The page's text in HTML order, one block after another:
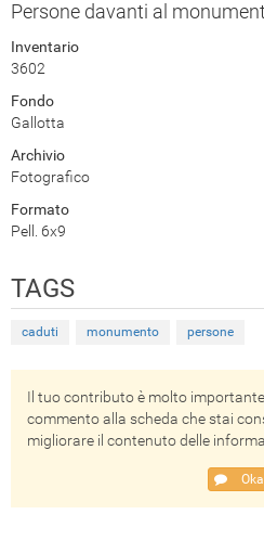
Persone davanti al
Inventario
3602
Fondo
Gallotta
Archivio
Fotografico
Formato
Pell. 6x9
TAGS
caduti monumento persone
Il tuo contributo è molto
commento alla scheda che stai
migliorare il contenuto delle